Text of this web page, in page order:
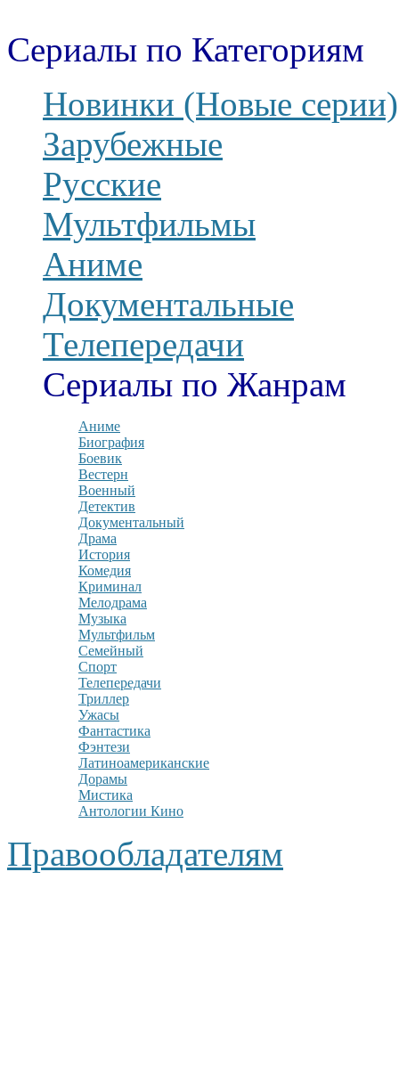
Сериалы по Категориям
Новинки (Новые серии)
Зарубежные
Русские
Мультфильмы
Аниме
Документальные
Телепередачи
Сериалы по Жанрам
Аниме
Биография
Боевик
Вестерн
Военный
Детектив
Документальный
Драма
История
Комедия
Криминал
Мелодрама
Музыка
Мультфильм
Семейный
Спорт
Телепередачи
Триллер
Ужасы
Фантастика
Фэнтези
Латиноамериканские
Дорамы
Мистика
Антологии Кино
Правообладателям